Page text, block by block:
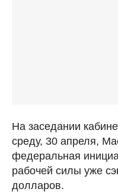
На заседании
среду, 30 апреля,
федеральная
рабочей силы уже
долларов.